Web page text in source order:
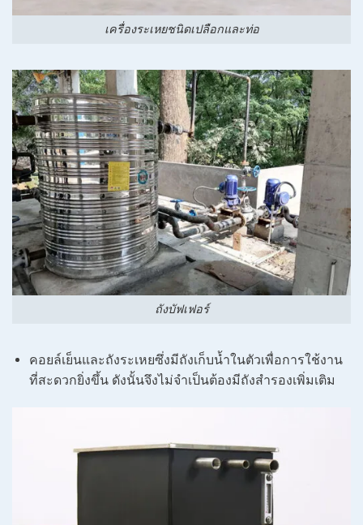
เครื่องระเหยชนิดเปลือกและท่อ
ถังบัฟเฟอร์
คอยล์เย็นและถังระเหยซึ่งมีถังเก็บน้ำในตัวเพื่อการใช้งาน
ที่สะดวกยิ่งขึ้น ดังนั้นจึงไม่จำเป็นต้องมีถังสำรองเพิ่มเติม